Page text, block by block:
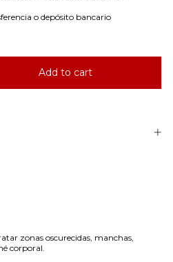
o depósito bancario
zonas oscurecidas, manchas,
corporal.